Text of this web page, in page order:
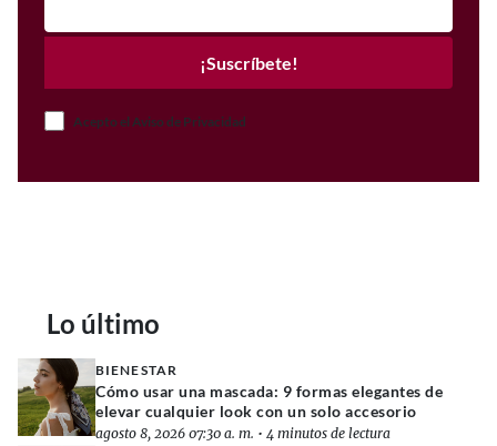
¡Suscríbete!
Acepto el Aviso de Privacidad
Lo último
BIENESTAR
Cómo usar una mascada: 9 formas elegantes de
elevar cualquier look con un solo accesorio
agosto 8, 2026 07:30 a. m. • 4 minutos de lectura